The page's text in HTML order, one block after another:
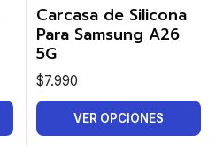
Carcasa de Silicona
Para Samsung A26
5G
$7.990
VER OPCIONES